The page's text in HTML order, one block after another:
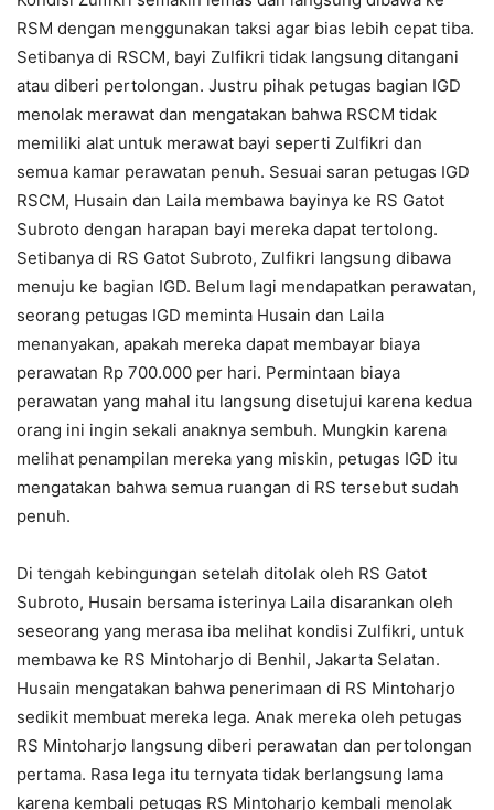
RSM dengan menggunakan taksi agar bias lebih cepat tiba.
Setibanya di RSCM, bayi Zulfikri tidak langsung ditangani
atau diberi pertolongan. Justru pihak petugas bagian IGD
menolak merawat dan mengatakan bahwa RSCM tidak
memiliki alat untuk merawat bayi seperti Zulfikri dan
semua kamar perawatan penuh. Sesuai saran petugas IGD
RSCM, Husain dan Laila membawa bayinya ke RS Gatot
Subroto dengan harapan bayi mereka dapat tertolong.
Setibanya di RS Gatot Subroto, Zulfikri langsung dibawa
menuju ke bagian IGD. Belum lagi mendapatkan perawatan,
seorang petugas IGD meminta Husain dan Laila
menanyakan, apakah mereka dapat membayar biaya
perawatan Rp 700.000 per hari. Permintaan biaya
perawatan yang mahal itu langsung disetujui karena kedua
orang ini ingin sekali anaknya sembuh. Mungkin karena
melihat penampilan mereka yang miskin, petugas IGD itu
mengatakan bahwa semua ruangan di RS tersebut sudah
penuh.
Di tengah kebingungan setelah ditolak oleh RS Gatot
Subroto, Husain bersama isterinya Laila disarankan oleh
seseorang yang merasa iba melihat kondisi Zulfikri, untuk
membawa ke RS Mintoharjo di Benhil, Jakarta Selatan.
Husain mengatakan bahwa penerimaan di RS Mintoharjo
sedikit membuat mereka lega. Anak mereka oleh petugas
RS Mintoharjo langsung diberi perawatan dan pertolongan
pertama. Rasa lega itu ternyata tidak berlangsung lama
karena kembali petugas RS Mintoharjo kembali menolak